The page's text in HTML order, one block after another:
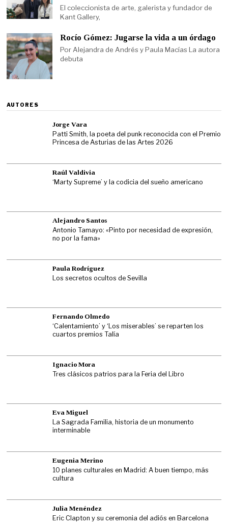
El coleccionista de arte, galerista y fundador de
Kant Gallery,
Rocío Gómez: Jugarse la vida a un órdago
Por Alejandra de Andrés y Paula Macías La autora
debuta
AUTORES
Jorge Vara
Patti Smith, la poeta del punk reconocida con el Premio
Princesa de Asturias de las Artes 2026
Raúl Valdivia
‘Marty Supreme’ y la codicia del sueño americano
Alejandro Santos
Antonio Tamayo: «Pinto por necesidad de expresión,
no por la fama»
Paula Rodríguez
Los secretos ocultos de Sevilla
Fernando Olmedo
‘Calentamiento’ y ‘Los miserables’ se reparten los
cuartos premios Talía
Ignacio Mora
Tres clásicos patrios para la Feria del Libro
Eva Miguel
La Sagrada Familia, historia de un monumento
interminable
Eugenia Merino
10 planes culturales en Madrid: A buen tiempo, más
cultura
Julia Menéndez
Eric Clapton y su ceremonia del adiós en Barcelona